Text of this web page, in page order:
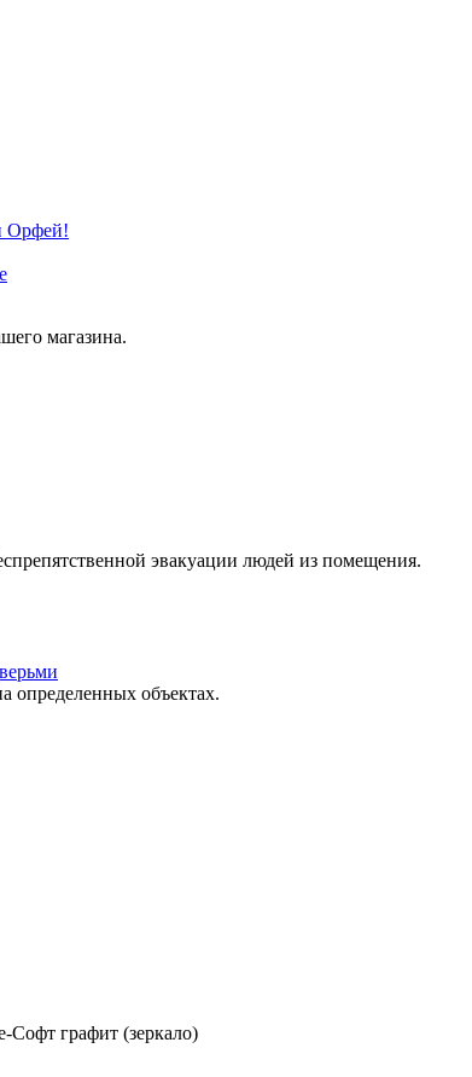
Орфей!
магазина.
эвакуации людей из помещения.
определенных объектах.
Софт графит (зеркало)